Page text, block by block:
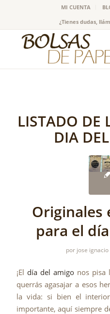
MI CUENTA
¿Tienes dudas,
LISTADO DE
DIA
Originales
para el
por jose
¡El día del amigonos pisa
querrás agasajar a esos
la vida: si bien el
importante, aquí siempre